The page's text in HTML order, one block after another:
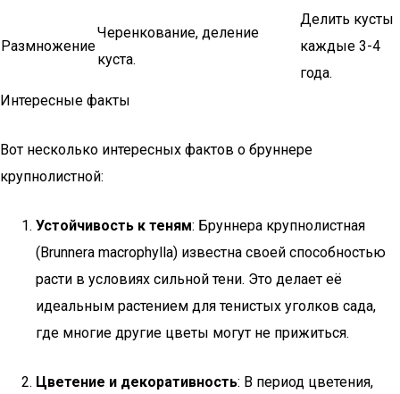
Размножение
Черенкование, деление
куста.
Делить кусты
каждые 3-4
года.
Интересные факты
Вот несколько интересных фактов о бруннере
крупнолистной:
Устойчивость к теням: Бруннера крупнолистная
(Brunnera macrophylla) известна своей способностью
расти в условиях сильной тени. Это делает её
идеальным растением для тенистых уголков сада,
где многие другие цветы могут не прижиться.
Цветение и декоративность: В период цветения,